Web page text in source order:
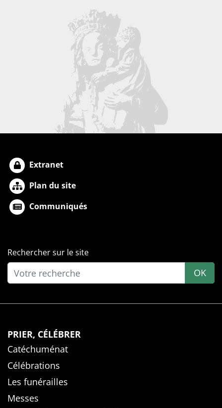
Extranet
Plan du site
Communiqués
Rechercher sur le site
OK
PRIER, CÉLÉBRER
Catéchuménat
Célébrations
Les funérailles
Messes